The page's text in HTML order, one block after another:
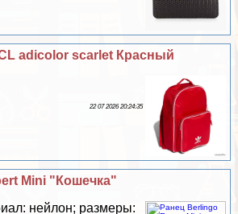
adicolor scarlet Красный
22 07 2026 20:24:35
Mini "Кошечка"
нейлон; размеры: